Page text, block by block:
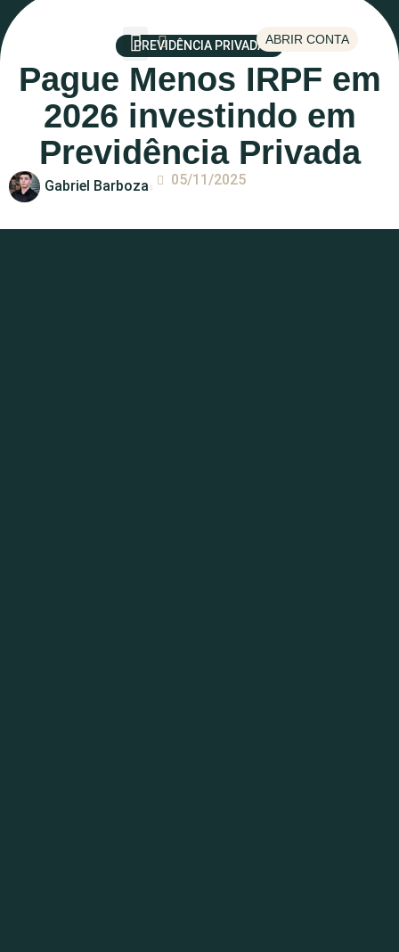
ABRIR CONTA
PREVIDÊNCIA PRIVADA
Pague Menos IRPF em
2026 investindo em
Previdência Privada
Gabriel Barboza 05/11/2025